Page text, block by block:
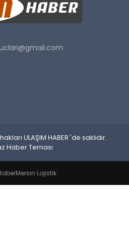
ULAŞIM HABER 'de saklıdır.
Haber Teması
Mersin Lojistik